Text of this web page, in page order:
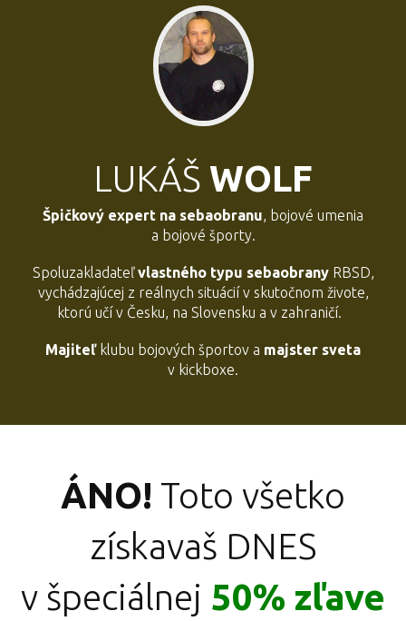
LUKÁŠ WOLF
Špičkový expert na sebaobranu , bojové umenia
a bojové športy.
Spoluzakladateľvlastného typu sebaobranyRBSD,
vychádzajúcej z reálnych situácií v skutočnom živote,
ktorú učí v Česku, na Slovensku a v zahraničí.
Majiteľklubu bojových športov a majster sveta
v kickboxe.
ÁNO! Toto všetko
získavaš DNES
v špeciálnej 50% zľave